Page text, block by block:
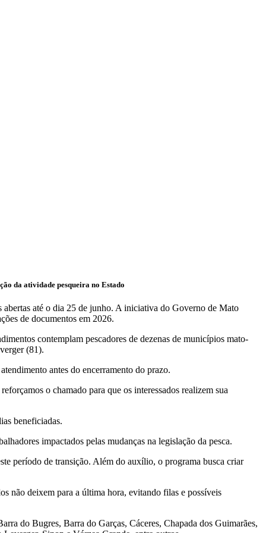
da atividade pesqueira no Estado
abertas até o dia 25 de junho. A iniciativa do Governo de Mato
de documentos em 2026.
contemplam pescadores de dezenas de municípios mato-
(81).
antes do encerramento do prazo.
o chamado para que os interessados realizem sua
beneficiadas.
impactados pelas mudanças na legislação da pesca.
período de transição. Além do auxílio, o programa busca criar
não deixem para a última hora, evitando filas e possíveis
do Bugres, Barra do Garças, Cáceres, Chapada dos Guimarães,